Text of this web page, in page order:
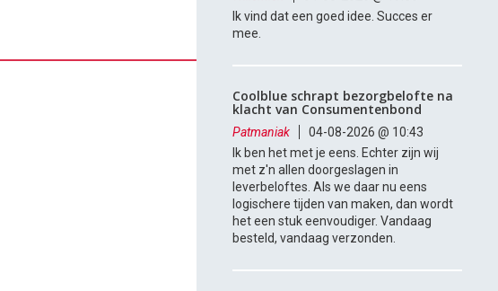
Ik vind dat een goed idee. Succes er
mee.
Coolblue schrapt bezorgbelofte na
klacht van Consumentenbond
Patmaniak
04-08-2026 @ 10:43
Ik ben het met je eens. Echter zijn wij
met z'n allen doorgeslagen in
leverbeloftes. Als we daar nu eens
logischere tijden van maken, dan wordt
het een stuk eenvoudiger. Vandaag
besteld, vandaag verzonden.